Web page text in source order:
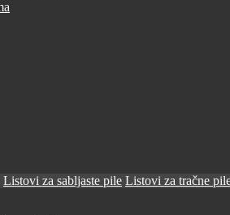
Listovi za sabljaste pile Listovi za tračne